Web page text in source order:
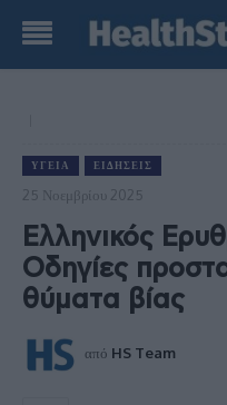
ΥΓΕΊΑ ΕΙΔΉΣΕΙΣ
25 Νοεμβρίου 2025
Ελληνικός
Οδηγίες
θύματα βίας
από HS Team